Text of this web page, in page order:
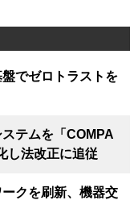
でゼロトラストを
テムを「COMPA
し法改正に追従
クを刷新、機器交